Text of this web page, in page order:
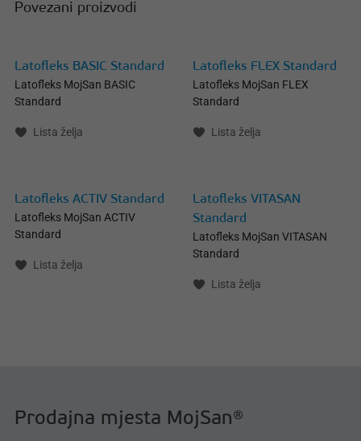
Povezani proizvodi
Latofleks BASIC Standard
Latofleks MojSan BASIC
Standard
Lista želja
Latofleks FLEX Standard
Latofleks MojSan FLEX
Standard
Lista želja
Latofleks ACTIV Standard
Latofleks MojSan ACTIV
Standard
Lista želja
Latofleks VITASAN
Standard
Latofleks MojSan VITASAN
Standard
Lista želja
Prodajna mjesta MojSan®